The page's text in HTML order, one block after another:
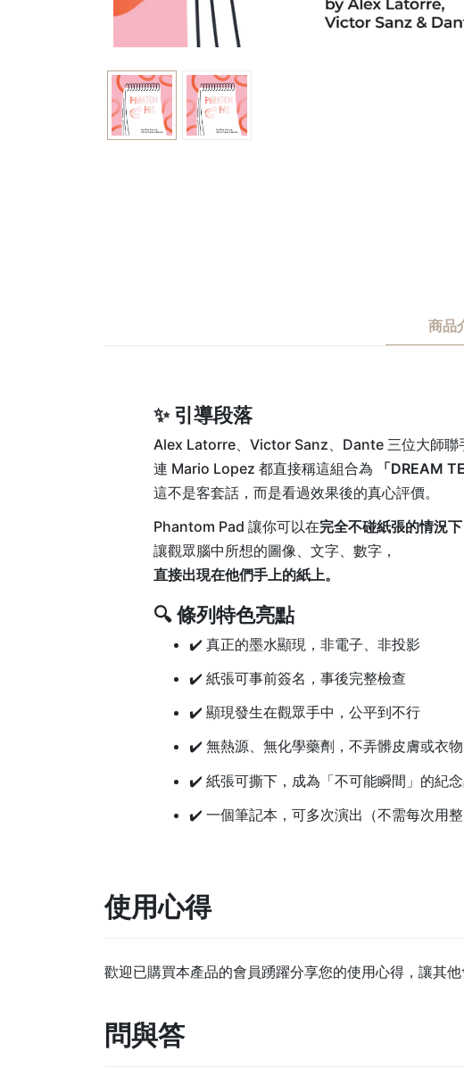
商品
✨ 引導段落
Alex Latorre、Victor Sanz、Dante 三位大師聯
連 Mario Lopez 都直接稱這組合為
「DREAM
這不是客套話，而是看過效果後的真心評價。
Phantom Pad 讓你可以在完全不碰紙張的情況下
讓觀眾腦中所想的圖像、文字、數字，
直接出現在他們手上的紙上。
🔍 條列特色亮點
✔️ 真正的墨水顯現，非電子、非投影
✔️ 紙張可事前簽名，事後完整檢查
✔️ 顯現發生在觀眾手中，公平到不行
✔️ 無熱源、無化學藥劑，不弄髒皮膚或衣物
✔️ 紙張可撕下，成為「不可能瞬間」的紀
✔️ 一個筆記本，可多次演出（不需每次用整
使用心得
歡迎已購買本產品的會員踴躍分享您的使用心得，讓其
問與答